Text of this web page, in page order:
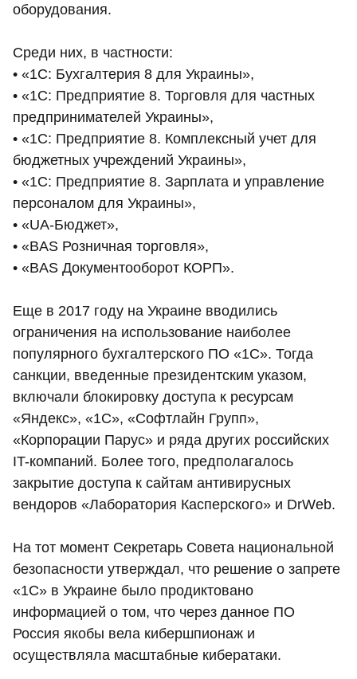
оборудования.
Среди них, в частности:
• «1С: Бухгалтерия 8 для Украины»,
• «1С: Предприятие 8. Торговля для частных
предпринимателей Украины»,
• «1С: Предприятие 8. Комплексный учет для
бюджетных учреждений Украины»,
• «1С: Предприятие 8. Зарплата и управление
персоналом для Украины»,
• «UA-Бюджет»,
• «BAS Розничная торговля»,
• «BAS Документооборот КОРП».
Еще в 2017 году на Украине вводились
ограничения на использование наиболее
популярного бухгалтерского ПО «1С». Тогда
санкции, введенные президентским указом,
включали блокировку доступа к ресурсам
«Яндекс», «1С», «Софтлайн Групп»,
«Корпорации Парус» и ряда других российских
IT-компаний. Более того, предполагалось
закрытие доступа к сайтам антивирусных
вендоров «Лаборатория Касперского» и DrWeb.
На тот момент Секретарь Совета национальной
безопасности утверждал, что решение о запрете
«1С» в Украине было продиктовано
информацией о том, что через данное ПО
Россия якобы вела кибершпионаж и
осуществляла масштабные кибератаки.